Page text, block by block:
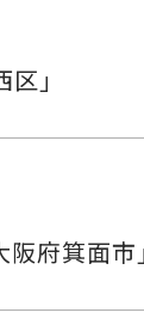
」
府箕面市」